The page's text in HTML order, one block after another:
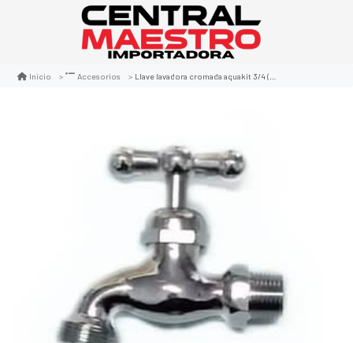
Inicio Accesorios Llave lavadora cromada aquakit 3/4 (caja azul)